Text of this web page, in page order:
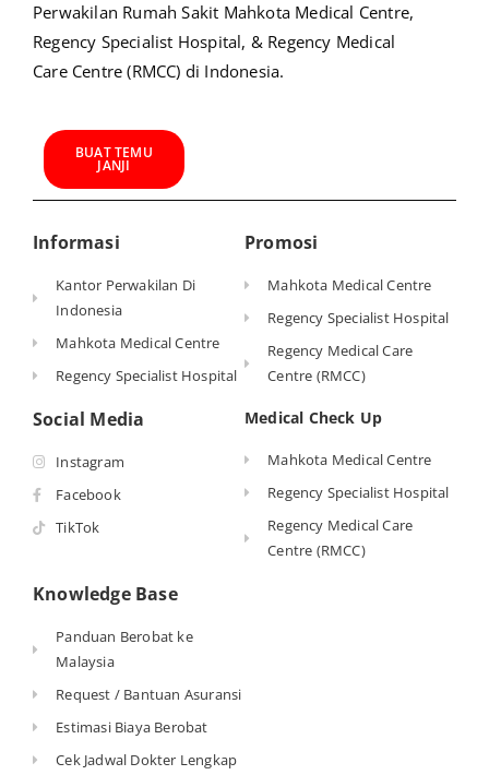
Perwakilan Rumah Sakit Mahkota Medical Centre,
Regency Specialist Hospital, & Regency Medical
Care Centre (RMCC) di Indonesia.
BUAT TEMU
JANJI
Informasi
Kantor Perwakilan Di
Indonesia
Mahkota Medical Centre
Regency Specialist Hospital
Social Media
Instagram
Facebook
TikTok
Promosi
Mahkota Medical Centre
Regency Specialist Hospital
Regency Medical Care
Centre (RMCC)
Medical Check Up
Mahkota Medical Centre
Regency Specialist Hospital
Regency Medical Care
Centre (RMCC)
Knowledge Base
Panduan Berobat ke
Malaysia
Request / Bantuan Asuransi
Estimasi Biaya Berobat
Cek Jadwal Dokter Lengkap